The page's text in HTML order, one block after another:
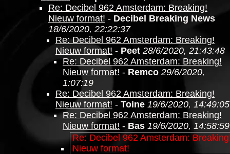
Re: Decibel 962 Amsterdam: Breaking!
Nieuw format! - Decibel Breaking News
18/6/2020, 22:22:37
Re: Decibel 962 Amsterdam: Breaking!
Nieuw format! - Peet 28/6/2020, 21:43:48
Re: Decibel 962 Amsterdam: Breaking!
Nieuw format! - Remco 29/6/2020,
1:07:19
Re: Decibel 962 Amsterdam: Breaking!
Nieuw format! - Toine 19/6/2020, 14:49:05
Re: Decibel 962 Amsterdam: Breaking!
Nieuw format! - Bas 19/6/2020, 14:58:59
Re: Decibel 962 Amsterdam:
Nieuw format!